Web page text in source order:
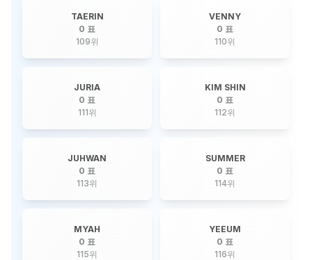
TAERIN
0 표
109위
VENNY
0 표
110위
JURIA
0 표
111위
KIM SHIN
0 표
112위
JUHWAN
0 표
113위
SUMMER
0 표
114위
MYAH
0 표
115위
YEEUM
0 표
116위